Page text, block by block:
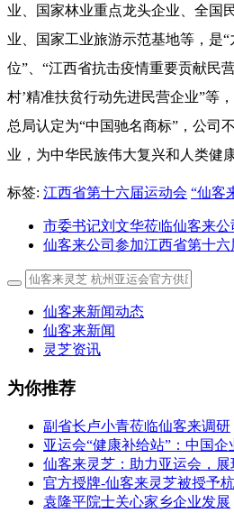
业、国家林业重点龙头企业、全国
业、国家工业旅游示范基地等，是
位”、“江西省抗击疫情重要贡献民
村’精准扶贫行动先进民营企业”等
总局认定为“中国驰名商标”，公司
业，为中华民族伟大复兴和人类健
标签: 江西省第十六届运动会 “仙客
市委书记刘文华莅临仙客来公
仙客来公司参加江西省第十
仙客来新闻动态
仙客来新闻
灵芝资讯
为你推荐
副省长卢小青莅临仙客来调研
亚运会“健康补给站”：中国
仙客来灵芝：助力亚运会，
官方授牌-仙客来灵芝被授予
袁隆平院士关心家乡企业发展